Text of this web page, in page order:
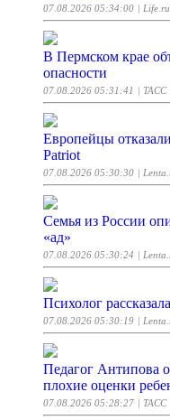
07.08.2026 05:34:00 | Life.ru
В Пермском крае
опасности
07.08.2026 05:31:41 | ТАСС
Европейцы
Patriot
07.08.2026 05:30:30 |
Семья из России
«ад»
07.08.2026 05:30:24 |
Психолог
07.08.2026 05:30:19 |
Педагог Антипова
плохие оценки
07.08.2026 05:28:27 | ТАСС